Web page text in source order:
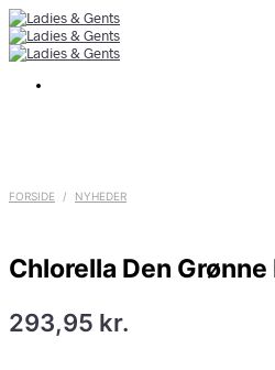
FORSIDE / NYHEDER
Chlorella Den
293,95 kr.